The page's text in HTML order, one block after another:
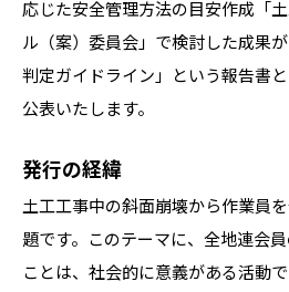
応じた安全管理方法の目安作成「
ル（案）委員会」で検討した成果
判定ガイドライン」という報告書
公表いたします。
発行の経緯
土工工事中の斜面崩壊から作業員
題です。このテーマに、全地連会
ことは、社会的に意義がある活動